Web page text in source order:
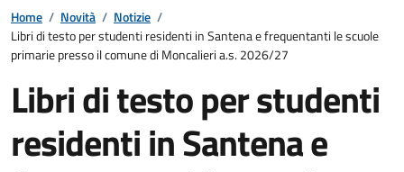
Home / Novità / Notizie /
Libri di testo per studenti residenti in Santena e frequentanti le scuole
primarie presso il comune di Moncalieri a.s. 2026/27
Libri di testo per studenti
residenti in Santena e